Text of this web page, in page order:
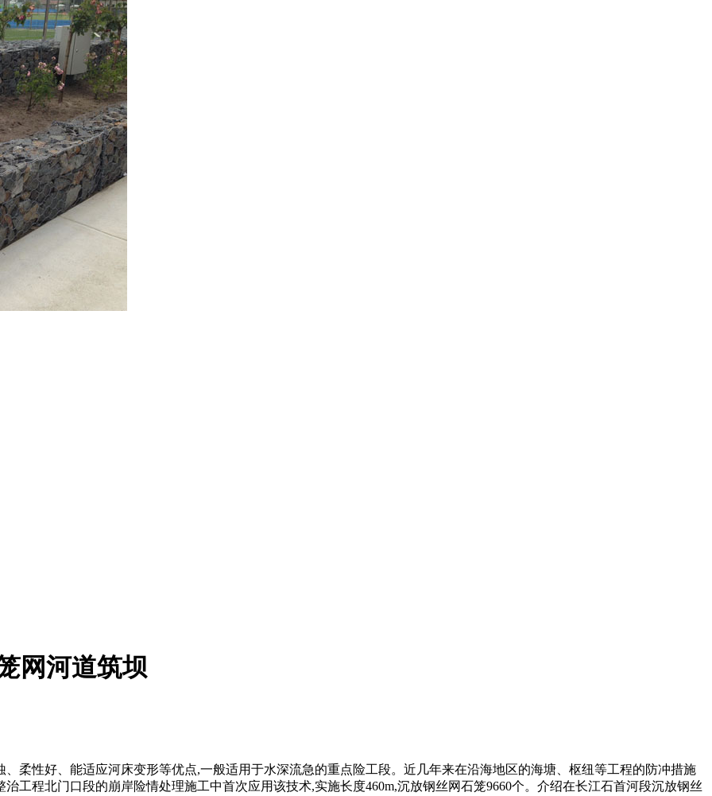
网河道筑坝
柔性好、能适应河床变形等优点,一般适用于水深流急的重点险工段。近几年来在沿海地区的海塘、枢纽等工程的防冲措施
工程北门口段的崩岸险情处理施工中首次应用该技术,实施长度460m,沉放钢丝网石笼9660个。介绍在长江石首河段沉放钢丝